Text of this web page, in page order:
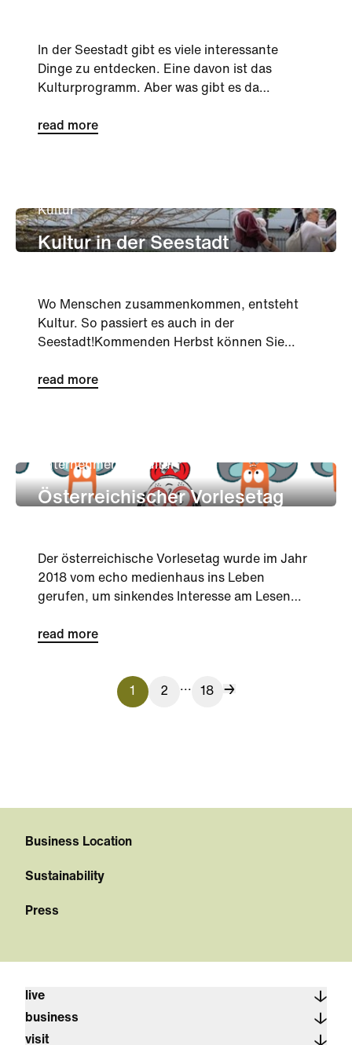
In der Seestadt gibt es viele interessante
Dinge zu entdecken. Eine davon ist das
Kulturprogramm. Aber was gibt es da
read more
Kultur
Kultur in der Seestadt
Wo Menschen zusammenkommen, entsteht
Kultur. So passiert es auch in der
Seestadt!Kommenden Herbst können Sie
andere...
read more
unternehmen Kultur
Österreichischer Vorlesetag
Der österreichische Vorlesetag wurde im Jahr
2018 vom echo medienhaus ins Leben
gerufen, um sinkendes Interesse am Lesen
read more
1 2 ... 18
Business Location
Sustainability
Press
live
business
visit